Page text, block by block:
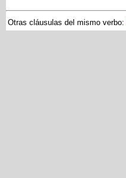
Otras cláusulas del mismo verbo: